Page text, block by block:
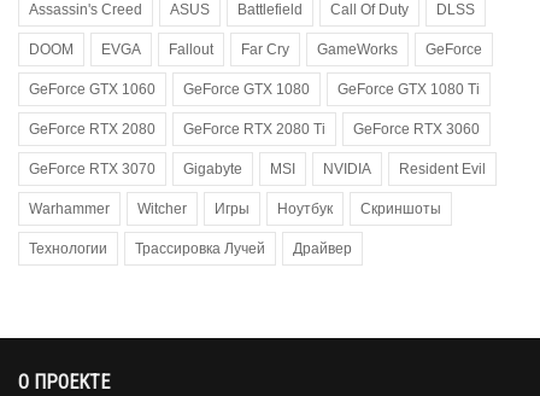
Assassin's Creed ASUS Battlefield Call Of Duty DLSS
DOOM EVGA Fallout Far Cry GameWorks GeForce
GeForce GTX 1060 GeForce GTX 1080 GeForce GTX 1080 Ti
GeForce RTX 2080 GeForce RTX 2080 Ti GeForce RTX 3060
GeForce RTX 3070 Gigabyte MSI NVIDIA Resident Evil
Warhammer Witcher Игры Ноутбук Скриншоты
Технологии Трассировка Лучей Драйвер
О ПРОЕКТЕ